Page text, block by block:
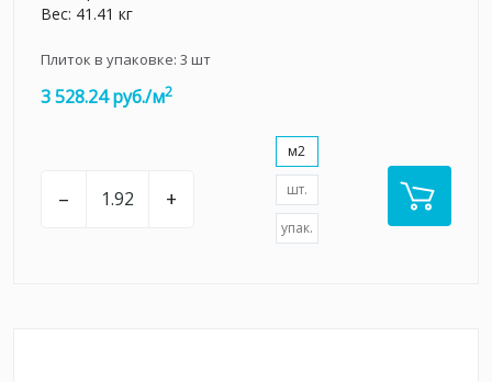
Вес: 41.41 кг
Плиток в упаковке: 3 шт
3 528.24 руб./м2
– +
м2
шт.
упак.